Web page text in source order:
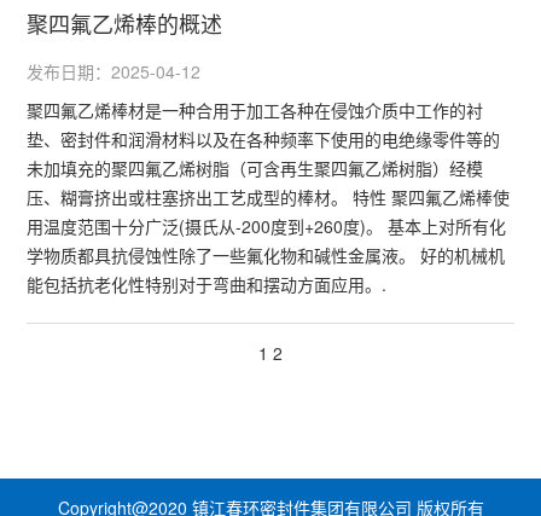
聚四氟乙烯棒的概述
发布日期：2025-04-12
聚四氟乙烯棒材是一种合用于加工各种在侵蚀介质中工作的衬
垫、密封件和润滑材料以及在各种频率下使用的电绝缘零件等的
未加填充的聚四氟乙烯树脂（可含再生聚四氟乙烯树脂）经模
压、糊膏挤出或柱塞挤出工艺成型的棒材。 特性 聚四氟乙烯棒使
用温度范围十分广泛(摄氏从-200度到+260度)。 基本上对所有化
学物质都具抗侵蚀性除了一些氟化物和碱性金属液。 好的机械机
能包括抗老化性特别对于弯曲和摆动方面应用。.
1 2
Copyright@2020 镇江春环密封件集团有限公司 版权所有